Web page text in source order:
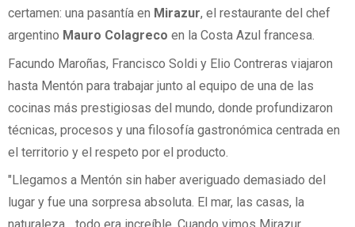
certamen: una pasantía en Mirazur, el restaurante del chef
argentino Mauro Colagreco en la Costa Azul francesa.
Facundo Maroñas, Francisco Soldi y Elio Contreras viajaron
hasta Mentón para trabajar junto al equipo de una de las
cocinas más prestigiosas del mundo, donde profundizaron
técnicas, procesos y una filosofía gastronómica centrada en
el territorio y el respeto por el producto.
"Llegamos a Mentón sin haber averiguado demasiado del
lugar y fue una sorpresa absoluta. El mar, las casas, la